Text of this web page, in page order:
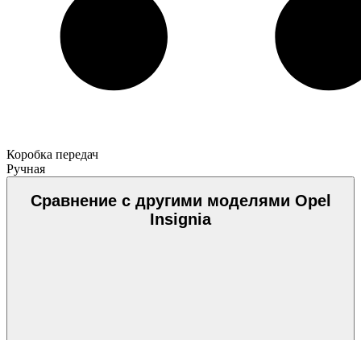
Коробка передач
Ручная
Сравнение с другими моделями Opel
Insignia